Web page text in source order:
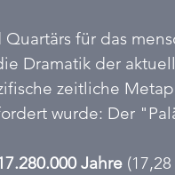
für das
Dramatik der
zeitliche
wurde: Der
Jahre